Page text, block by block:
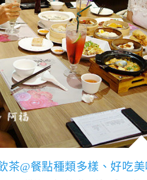
茶@餐點種類多樣、好吃美